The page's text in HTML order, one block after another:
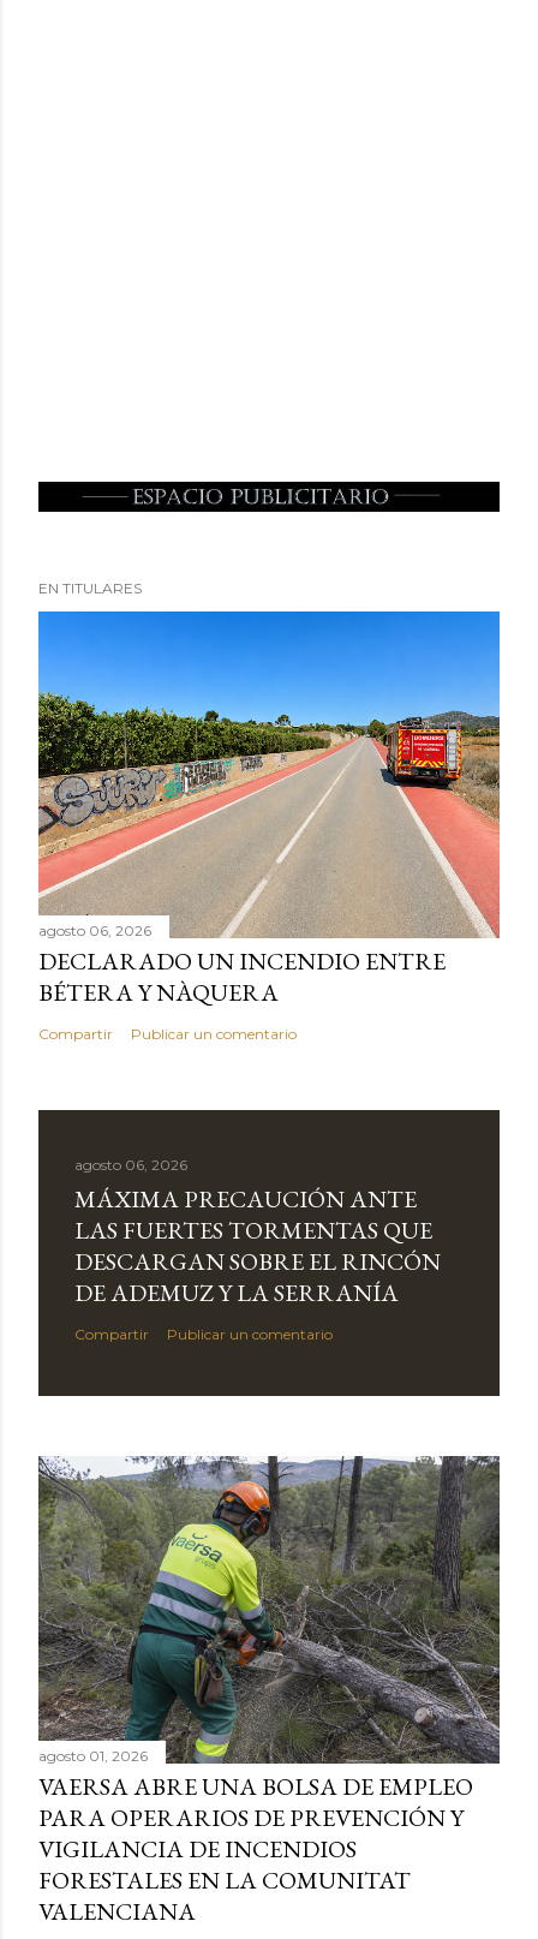
EN TITULARES
agosto 06, 2026
DECLARADO UN INCENDIO ENTRE
BÉTERA Y NÀQUERA
Compartir Publicar un comentario
agosto 06, 2026
MÁXIMA PRECAUCIÓN ANTE
LAS FUERTES TORMENTAS QUE
DESCARGAN SOBRE EL RINCÓN
DE ADEMUZ Y LA SERRANÍA
Compartir Publicar un comentario
agosto 01, 2026
VAERSA ABRE UNA BOLSA DE EMPLEO
PARA OPERARIOS DE PREVENCIÓN Y
VIGILANCIA DE INCENDIOS
FORESTALES EN LA COMUNITAT
VALENCIANA